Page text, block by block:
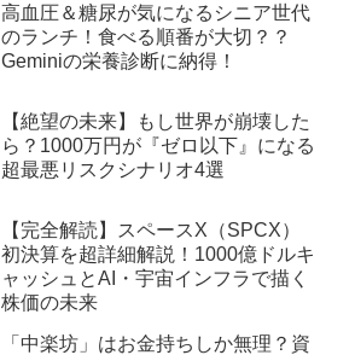
高血圧＆糖尿が気になるシニア世代
のランチ！食べる順番が大切？？
Geminiの栄養診断に納得！
【絶望の未来】もし世界が崩壊した
ら？1000万円が『ゼロ以下』になる
超最悪リスクシナリオ4選
【完全解読】スペースX（SPCX）
初決算を超詳細解説！1000億ドルキ
ャッシュとAI・宇宙インフラで描く
株価の未来
「中楽坊」はお金持ちしか無理？資